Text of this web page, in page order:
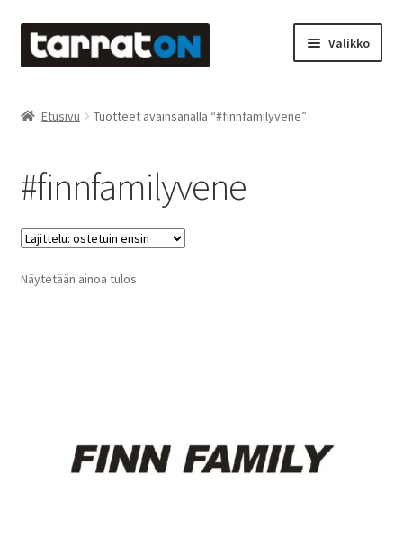
Siirry
navigointiin
Siirry
sisältöön
Valikko
Laserleikkaus & -kaiverrus
Mainosteippaukset & teippausten poisto
Muovitarrat & tulostetut tarrat
Silityskuvioiden kiinnitysohjeet
Etusivu Tuotteet avainsanalla “#finnfamilyvene”
#finnfamilyvene
Näytetään ainoa tulos